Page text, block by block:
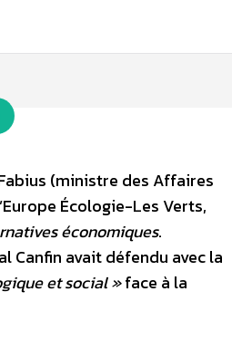
(ministre des Affaires
Écologie-Les Verts,
économiques.
Canfin avait défendu avec la
et social »face à la